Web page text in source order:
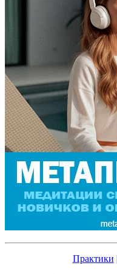
Практики